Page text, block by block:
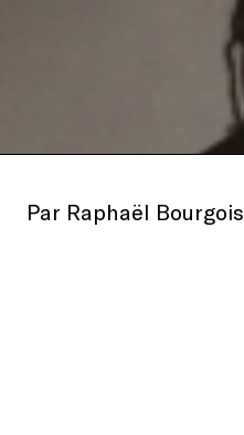
Par Raphaël Bourgois